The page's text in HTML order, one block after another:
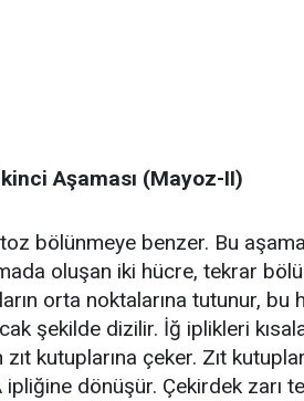
Aşaması (Mayoz-II)
bölünmeye benzer. Bu
oluşan iki hücre, tekrar
orta noktalarına tutunur,
şekilde dizilir. İğ iplikleri
kutuplarına çeker. Zıt
dönüşür. Çekirdek zarı